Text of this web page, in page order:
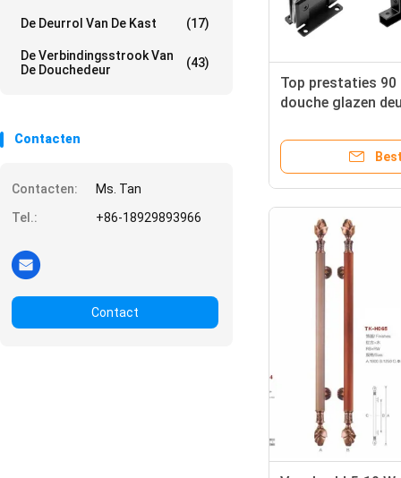
De Deurrol Van De Kast (17)
De Verbindingsstrook Van
De Douchedeur
(43)
Contacten
Contacten:
Ms. Tan
Tel.:
+86-18929893966
Contact
Top prestaties
douche glazen